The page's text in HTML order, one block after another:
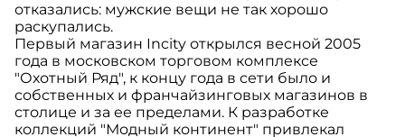
отказались: мужские вещи не так хорошо
раскупались.
Первый магазин Incity открылся весной 2005
года в московском торговом комплексе
"Охотный Ряд", к концу года в сети было и
собственных и франчайзинговых магазинов в
столице и за ее пределами. К разработке
коллекций "Модный континент" привлекал